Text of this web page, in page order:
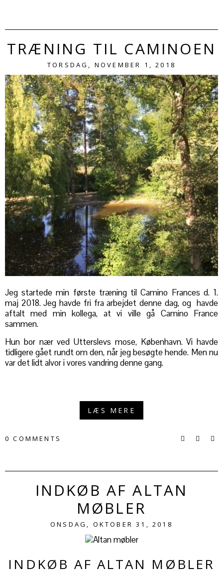
TRÆNING TIL CAMINOEN
TORSDAG, NOVEMBER 1, 2018
Jeg startede min første træning til Camino Frances d. 1.
maj 2018. Jeg havde fri fra arbejdet denne dag, og havde
aftalt med min kollega, at vi ville gå Camino France
sammen.
Hun bor nær ved Utterslevs mose, København. Vi havde
tidligere gået rundt om den, når jeg besøgte hende. Men nu
var det lidt alvor i vores vandring denne gang.
LÆS MERE
0 COMMENTS
INDKØB AF ALTAN
MØBLER
ONSDAG, OKTOBER 31, 2018
INDKØB AF ALTAN MØBLER